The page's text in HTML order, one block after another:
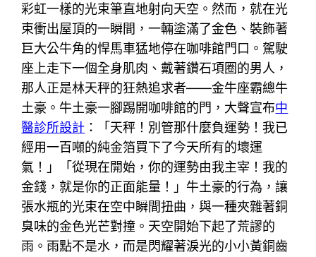
彩虹一樣的光束筆直地射向天空。然而，就在光
束衝出屋頂的一瞬間，一輛塗滿了金色、裝飾著
巨大公牛角的悍馬車猛地停在咖啡館門口。駕駛
座上走下一個全身肌肉、戴著鑽石項圈的男人，
那人正是林天秤的狂熱追求者——金牛座霸總牛
土豪。牛土豪一腳踢開咖啡館的門，大聲宣布中
醫診所設計 ：「天秤！別管那什麼負運勢！我已
經用一百噸的純金箔買下了今天所有的壞運
氣！」「從現在開始，你的運勢由我主宰！我的
金錢，就是你的正面能量！」牛土豪的行為，讓
張水瓶的光束在空中瞬間扭曲，與一種夾雜著銅
臭味的金色光芒對撞。天空開始下起了荒謬的
雨。雨點不是水，而是閃耀著淚光的小小黃銅齒